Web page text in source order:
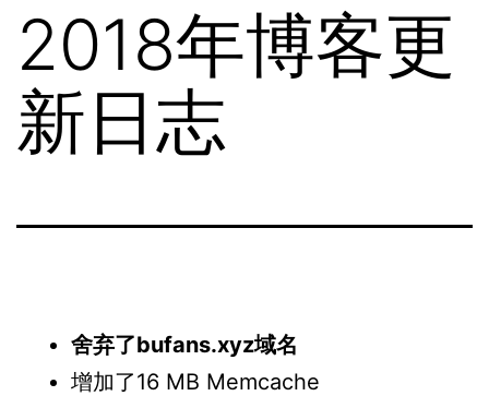
2018年博客更
新日志
舍弃了bufans.xyz域名
增加了16 MB Memcache